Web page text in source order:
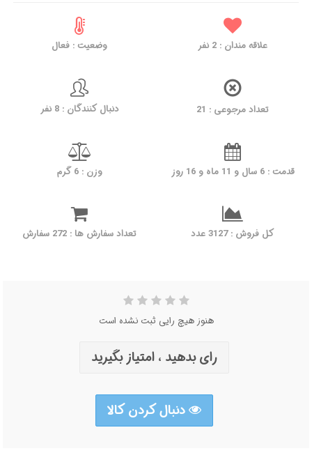
علاقه مندان : 2 نفر وضعیت : فعال
تعداد مرجوعی : 21 دنبال کنندگان : 8 نفر
قدمت : 6 سال و 11 ماه و 16 روز وزن : 6 گرم
کل فروش : 3127 عدد تعداد سفارش ها : 272 سفارش
هنوز هیچ رایی ثبت نشده است
رای بدهید ، امتیاز بگیرید
دنبال کردن کالا